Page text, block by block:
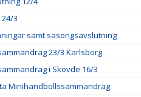
3
samt säsongsavslutning
23/3 Karlsborg
i Skövde 16/3
Minihandbollssammandrag